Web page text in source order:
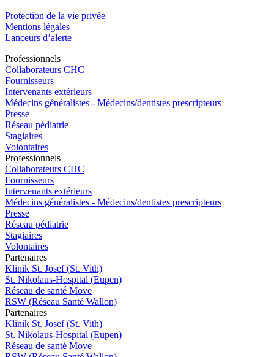
Protection de la vie privée
Mentions légales
Lanceurs d’alerte
Professionnels
Collaborateurs CHC
Fournisseurs
Intervenants extérieurs
Médecins généralistes - Médecins/dentistes prescripteurs
Presse
Réseau pédiatrie
Stagiaires
Volontaires
Professionnels
Collaborateurs CHC
Fournisseurs
Intervenants extérieurs
Médecins généralistes - Médecins/dentistes prescripteurs
Presse
Réseau pédiatrie
Stagiaires
Volontaires
Partenaires
Klinik St. Josef (St. Vith)
St. Nikolaus-Hospital (Eupen)
Réseau de santé Move
RSW (Réseau Santé Wallon)
Partenaires
Klinik St. Josef (St. Vith)
St. Nikolaus-Hospital (Eupen)
Réseau de santé Move